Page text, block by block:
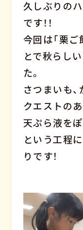
久しぶりの
です！！
今回は「栗ご
とで秋らし
た。
さつまいも
クエストの
天ぷら液を
という工程
りです！